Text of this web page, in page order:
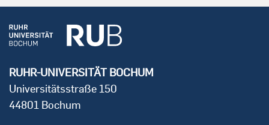
RUHR-UNIVERSITÄT BOCHUM
Universitätsstraße 150
44801 Bochum